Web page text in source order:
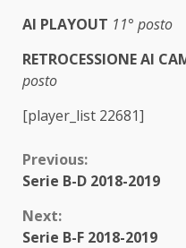
AI PLAYOUT 11° posto
RETROCESSIONE AI
posto
[player_list 22681]
Continue
Previous:
Serie B-D 2018-2019
Next:
Serie B-F 2018-2019